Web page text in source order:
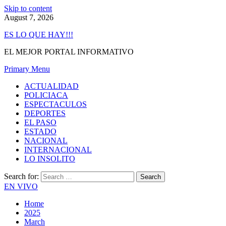
Skip to content
August 7, 2026
ES LO QUE HAY!!!
EL MEJOR PORTAL INFORMATIVO
Primary Menu
ACTUALIDAD
POLICIACA
ESPECTACULOS
DEPORTES
EL PASO
ESTADO
NACIONAL
INTERNACIONAL
LO INSOLITO
Search for:
EN VIVO
Home
2025
March